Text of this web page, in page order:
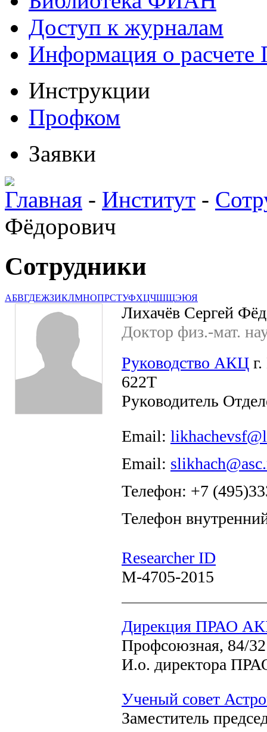
Доступ к журналам
Информация о
Инструкции
Профком
Заявки
Главная - Институт -
Фёдорович
Сотрудники
АБВГДЕЖЗИКЛМНОПРСТУФХЦЧШЩЭЮЯ
Лихачёв Сергей
Доктор физ.-мат.
Руководство АКЦ
622Т
Руководитель
Email:
Email:
Телефон: +7
Телефон
Researcher ID
M-4705-2015
Дирекция ПРАО
Профсоюзная, 84/32
И.о. директора
Ученый совет
Заместитель